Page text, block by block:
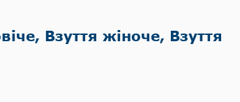
Взуття жіноче, Взуття